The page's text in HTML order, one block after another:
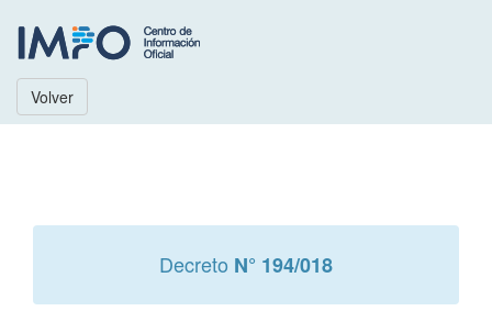
Volver
Decreto N° 194/018